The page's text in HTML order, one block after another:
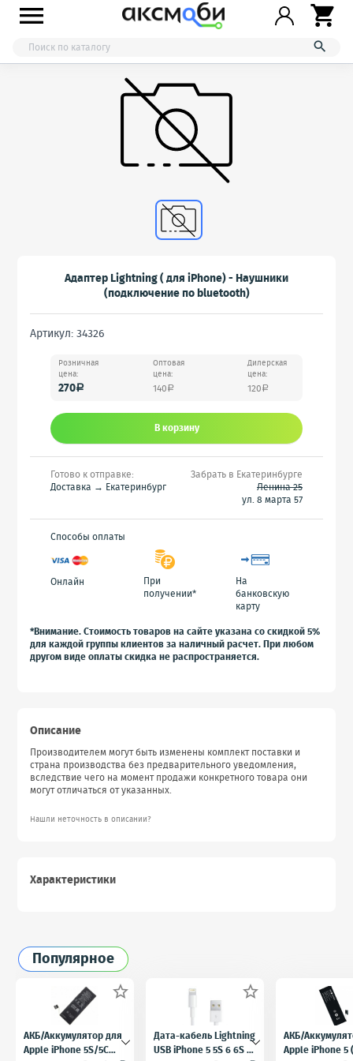



Адаптер Lightning ( для iPhone) - Наушники
(подключение по bluetooth)
Артикул: 34326
Розничная
цена:
270a
Оптовая
цена:
140 a
Дилерская
цена:
120 a
В корзину
Готово к отправке:
Доставка → Екатеринбург
Забрать в Екатеринбурге
Ленина 25
ул. 8 марта 57
Способы оплаты
Онлайн
При
получении*
На
банковскую
карту
*Внимание. Стоимость товаров на сайте указана со скидкой 5%
для каждой группы клиентов за наличный расчет. При любом
другом виде оплаты скидка не распространяется.
Описание
Производителем могут быть изменены комплект поставки и
страна производства без предварительного уведомления,
вследствие чего на момент продажи конкретного товара они
могут отличаться от указанных.
Нашли неточность в описании?
Характеристики
Популярное

АКБ/Аккумулятор для
Apple iPhone 5S/5C

Дата-кабель Lightning
USB iPhone 5 5S 6 6S 7
АКБ/
Apple iPhone